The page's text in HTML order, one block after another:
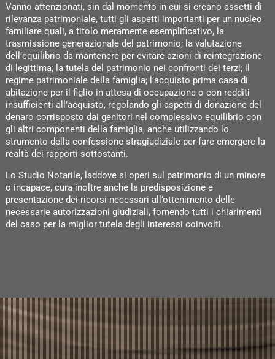
Vanno attenzionati, sin dal momento in cui si creano assetti di
rilevanza patrimoniale, tutti gli aspetti importanti per un nucleo
familiare quali, a titolo meramente esemplificativo, la
trasmissione generazionale del patrimonio; la valutazione
dell’equilibrio da mantenere per evitare azioni di reintegrazione
di legittima; la tutela del patrimonio nei confronti dei terzi; il
regime patrimoniale della famiglia; l’acquisto prima casa di
abitazione per il figlio in attesa di occupazione o con redditi
insufficienti all’acquisto, regolando gli aspetti di donazione del
denaro corrisposto dai genitori nel complessivo equilibrio con
gli altri componenti della famiglia, anche utilizzando lo
strumento della confessione stragiudiziale per fare emergere la
realtà dei rapporti sottostanti.
Lo Studio Notarile, laddove si operi sul patrimonio di un minore
o incapace, cura inoltre anche la predisposizione e
presentazione dei ricorsi necessari all’ottenimento delle
necessarie autorizzazioni giudiziali, fornendo tutti i chiarimenti
del caso per la miglior tutela degli interessi coinvolti.